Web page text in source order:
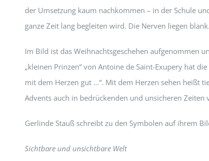
der Umsetzung kaum nachkommen – in der Schule
ganze Zeit lang begleiten wird. Die Nerven liegen
Im Bild ist das Weihnachtsgeschehen aufgenommen
„kleinen Prinzen“ von Antoine de Saint-Exupery hat
mit dem Herzen gut …“. Mit dem Herzen sehen heißt
Advents auch in bedrückenden und unsicheren
Gerlinde Stauß schreibt zu den Symbolen auf ihrem
Sichtbare und unsichtbare Welt